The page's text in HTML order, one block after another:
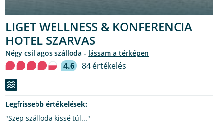
LIGET WELLNESS & KONFERENCIA
HOTEL SZARVAS
Négy csillagos szálloda - lássam a térképen
4.6 84 értékelés
Legfrissebb értékelések:
"Szép szálloda kissé túl..."